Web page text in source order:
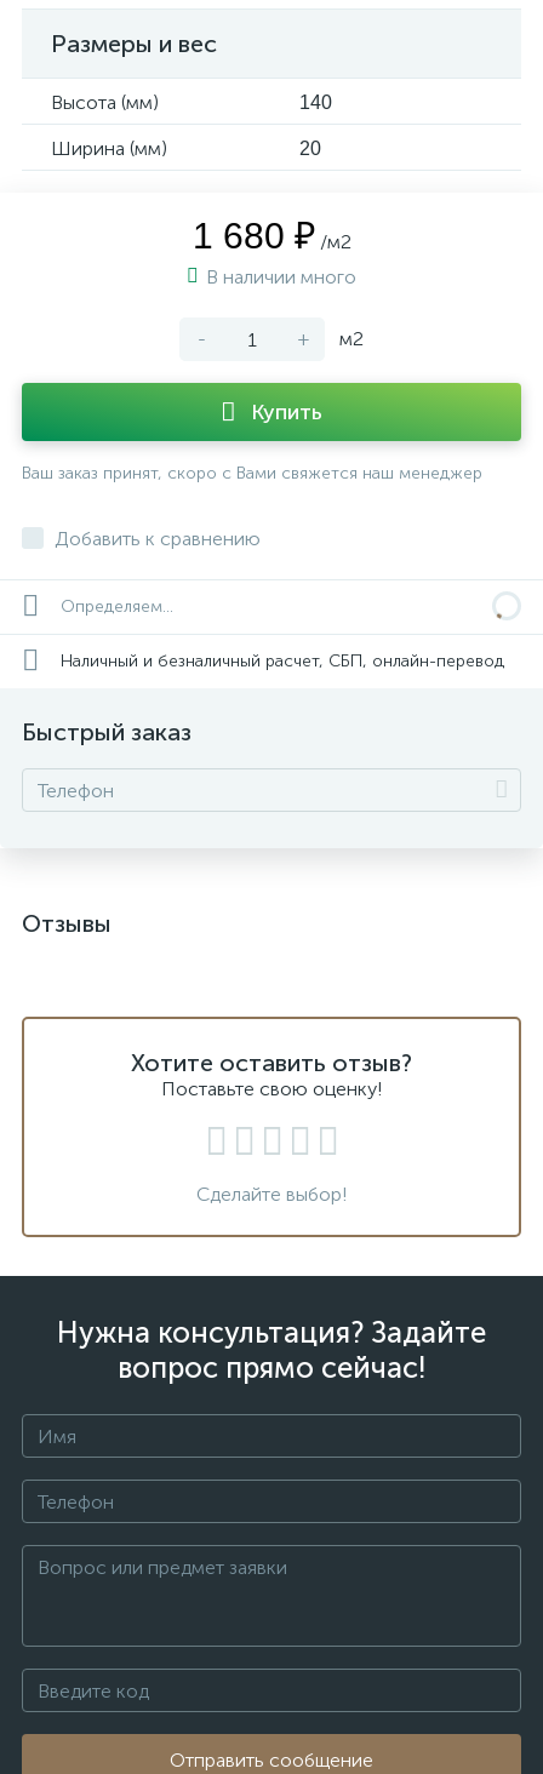
Размеры и вес
Высота (мм) 140
Ширина (мм) 20
1 680 ₽ /м2
В наличии много
- + м2
Купить
Ваш заказ принят, скоро с Вами свяжется наш менеджер
Добавить к сравнению
Определяем...
Наличный и безналичный расчет, СБП, онлайн-перевод
Быстрый заказ
Отзывы
Хотите оставить отзыв?
Поставьте свою оценку!
Сделайте выбор!
Нужна консультация? Задайте
вопрос прямо сейчас!
Отправить сообщение